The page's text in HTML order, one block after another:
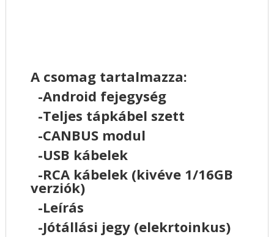
A csomag tartalmazza:
-Android fejegység
-Teljes tápkábel szett
-CANBUS modul
-USB kábelek
-RCA kábelek (kivéve 1/16GB
verziók)
-Leírás
-Jótállási jegy (elekrtoinkus)